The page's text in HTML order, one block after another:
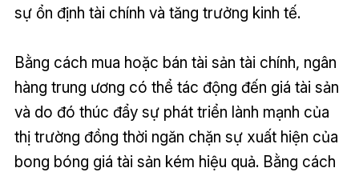
sự ổn định tài chính và tăng trưởng kinh tế.
Bằng cách mua hoặc bán tài sản tài chính, ngân
hàng trung ương có thể tác động đến giá tài sản
và do đó thúc đẩy sự phát triển lành mạnh của
thị trường đồng thời ngăn chặn sự xuất hiện của
bong bóng giá tài sản kém hiệu quả. Bằng cách